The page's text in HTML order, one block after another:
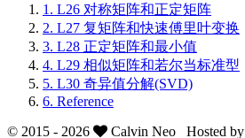
1. L26 对称矩阵和正定矩阵
2. L27 复矩阵和快速傅里叶变换
3. L28 正定矩阵和最小值
4. L29 相似矩阵和若尔当标准型
5. L30 奇异值分解(SVD)
6. Reference
© 2015 - 2026 Calvin Neo Hosted by